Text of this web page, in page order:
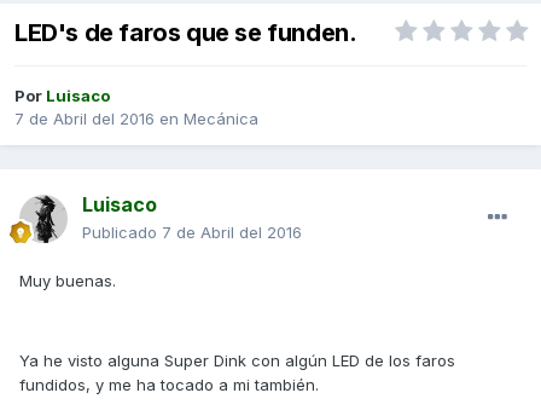
LED's de faros que se funden.
Por Luisaco
7 de Abril del 2016 en Mecánica
Luisaco
Publicado 7 de Abril del 2016
Muy buenas.
Ya he visto alguna Super Dink con algún LED de los faros
fundidos, y me ha tocado a mi también.